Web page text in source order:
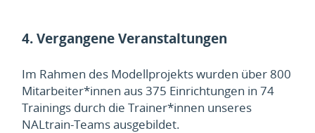
4. Vergangene Veranstaltungen
Im Rahmen des Modellprojekts wurden über 800
Mitarbeiter*innen aus 375 Einrichtungen in 74
Trainings durch die Trainer*innen unseres
NALtrain-Teams ausgebildet.